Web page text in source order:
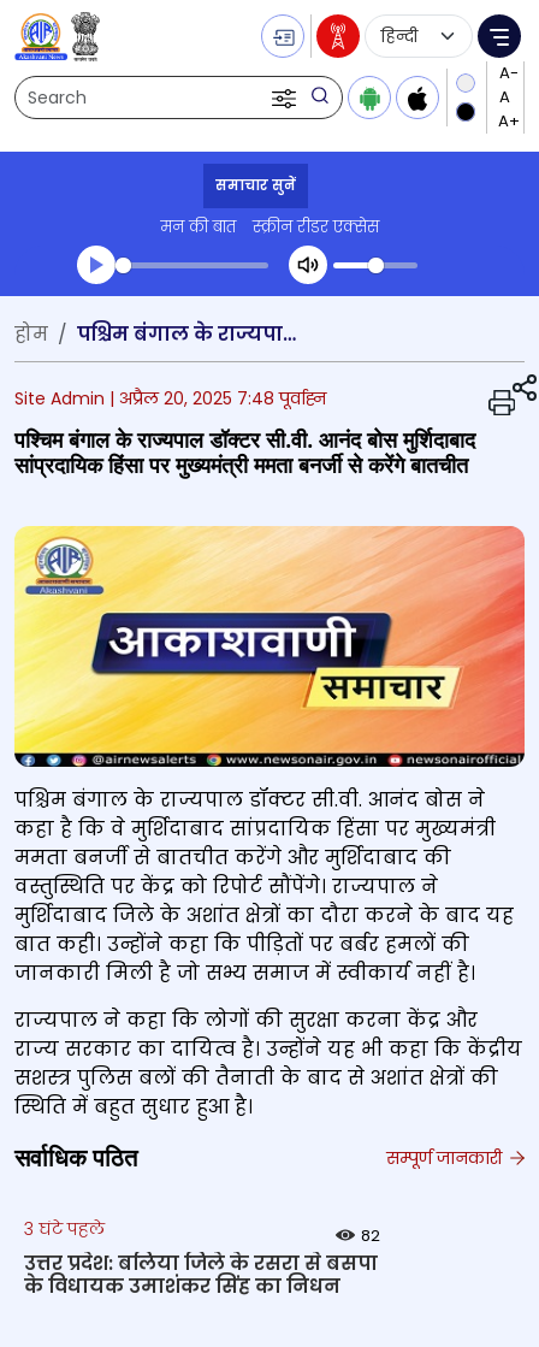
Search
Language
समाचार सुनें
मन की बात स्क्रीन रीडर एक्सेस
Transcript summary
प्ले ऑडियो
होम पश्चिम बंगाल के राज्यपाल डॉक्टर सी.वी. आनंद बोस मुर्शिदाबाद सांप्रदायिक हिंसा पर मुख्यमंत्री ममता बनर्जी से करेंगे बातचीत
Site Admin | अप्रैल 20, 2025 7:48 पूर्वाह्न
पश्चिम बंगाल के राज्यपाल डॉक्टर सी.वी. आनंद बोस मुर्शिदाबाद
सांप्रदायिक हिंसा पर मुख्यमंत्री ममता बनर्जी से करेंगे बातचीत
पश्चिम बंगाल के राज्यपाल डॉक्टर सी.वी. आनंद बोस ने
कहा है कि वे मुर्शिदाबाद सांप्रदायिक हिंसा पर मुख्यमंत्री
ममता बनर्जी से बातचीत करेंगे और मुर्शिदाबाद की
वस्तुस्थिति पर केंद्र को रिपोर्ट सौंपेंगे। राज्यपाल ने
मुर्शिदाबाद जिले के अशांत क्षेत्रों का दौरा करने के बाद यह
बात कही। उन्होंने कहा कि पीड़ितों पर बर्बर हमलों की
जानकारी मिली है जो सभ्य समाज में स्वीकार्य नहीं है।
राज्यपाल ने कहा कि लोगों की सुरक्षा करना केंद्र और
राज्य सरकार का दायित्व है। उन्होंने यह भी कहा कि केंद्रीय
सशस्त्र पुलिस बलों की तैनाती के बाद से अशांत क्षेत्रों की
स्थिति में बहुत सुधार हुआ है।
सर्वाधिक पठित सम्पूर्ण जानकारी
3 घंटे पहले 82
उत्तर प्रदेश: बलिया जिले के रसरा से बसपा
के विधायक उमाशंकर सिंह का निधन